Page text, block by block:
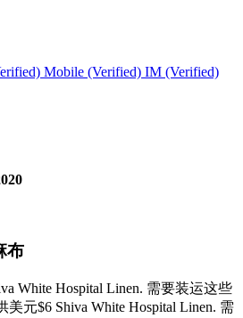
Mobile (Verified) IM (Verified)
布
White Hospital Linen. 需要装运这些
美元$6 Shiva White Hospital Linen. 需